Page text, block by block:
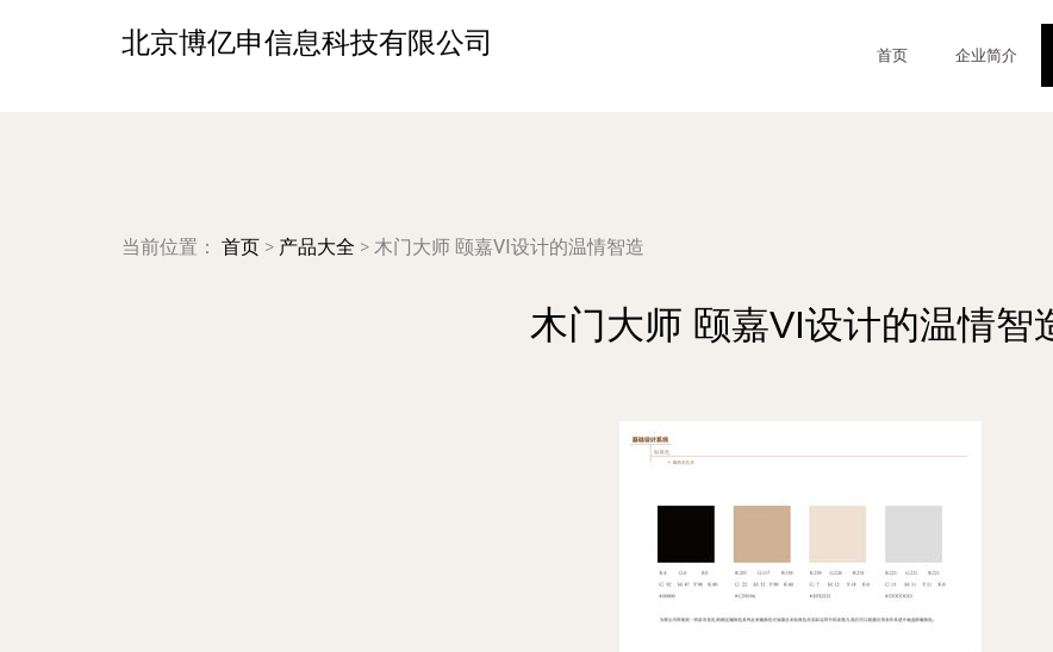
北京博亿申信息科技有限公司 首页 企业简介
当前位置： 首页 > 产品大全 > 木门大师 颐嘉VI设计的温情智造
木门大师 颐嘉VI设计的温情智